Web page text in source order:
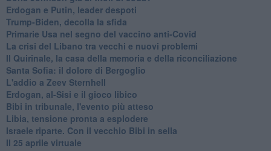
Erdogan e Putin, leader despoti
Trump-Biden, decolla la sfida
Primarie Usa nel segno del vaccino anti-Covid
La crisi del Libano tra vecchi e nuovi problemi
Il Quirinale, la casa della memoria e della riconciliazione
Santa Sofia: il dolore di Bergoglio
L'addio a ​Zeev Sternhell
Erdogan, al-Sisi e il gioco libico
Bibi in tribunale, l'evento più atteso
Libia, tensione pronta a esplodere
Israele riparte. Con il vecchio Bibi in sella
Il 25 aprile virtuale